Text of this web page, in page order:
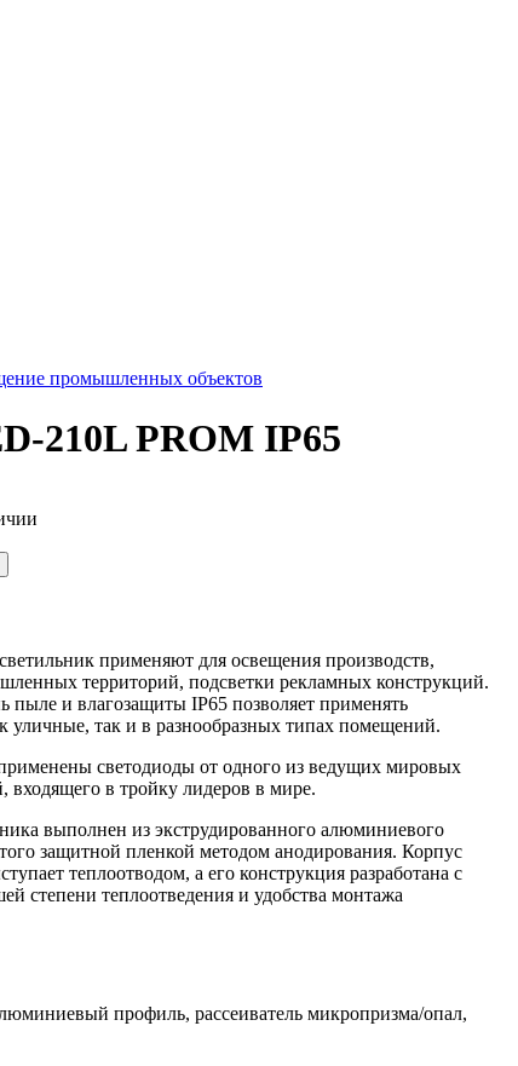
профиль, рассеиватель микропризма/опал,
промышленных объектов
210L PROM IP65
применяют для освещения производств,
территорий, подсветки рекламных конструкций.
пыле и влагозащиты IP65 позволяет применять
уличные, так и в разнообразных типах помещений.
светодиоды от одного из ведущих мировых
входящего в тройку лидеров в мире.
выполнен из экструдированного алюминиевого
защитной пленкой методом анодирования. Корпус
теплоотводом, а его конструкция разработана с
степени теплоотведения и удобства монтажа